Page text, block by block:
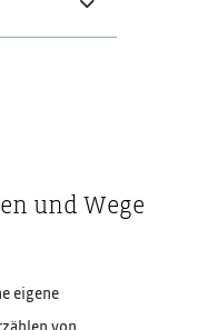
und Wege
eigene